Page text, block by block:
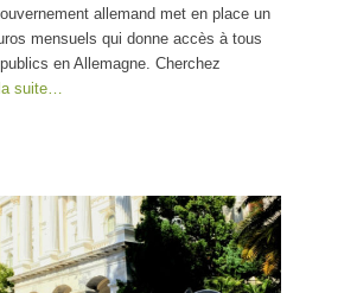
allemand met en place un
mensuels qui donne accès à tous
en Allemagne. Cherchez
suite…